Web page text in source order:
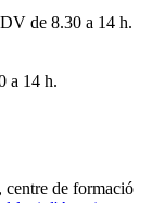
de 8.30 a 14 h.
a 14 h.
centre de formació